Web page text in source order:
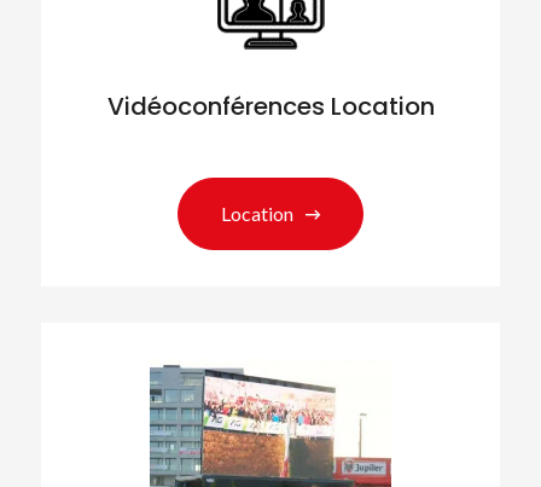
Vidéoconférences Location
Location